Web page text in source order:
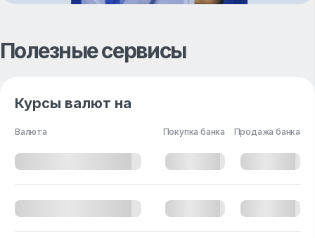
Полезные сервисы
Курсы валют на
Валюта Покупка банка Продажа банка